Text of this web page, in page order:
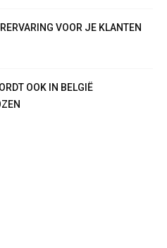
VOOR JE KLANTEN
OOK IN BELGIË